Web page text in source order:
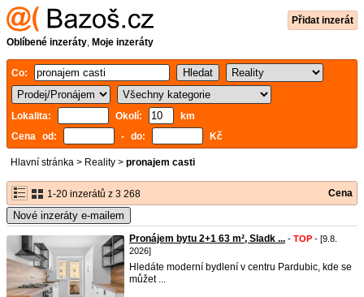
Přidat inzerát
Oblíbené inzeráty, Moje inzeráty
Co:
Lokalita: Okolí:
km
Cena od:
- do: Kč
Hlavní stránka > Reality > pronajem casti
1-20 inzerátů z 3 268 Cena
Nové inzeráty e-mailem
Pronájem bytu 2+1 63 m², Sladk ... - TOP - [9.8.
2026]
Hledáte moderní bydlení v centru Pardubic, kde se
můžet ...